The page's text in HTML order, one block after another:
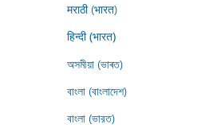
मराठी (भारत)
हिन्दी (भारत)
অসমীয়া (ভাৰত)
বাংলা (বাংলাদেশ)
বাংলা (ভারত)